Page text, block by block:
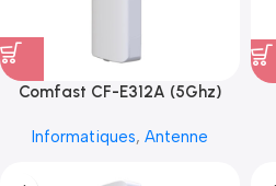
Comfast CF-E312A (5Ghz)
Informatiques, Antenne